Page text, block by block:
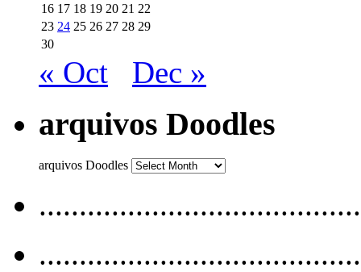
16 17 18 19 20 21 22
23 24 25 26 27 28 29
30
« Oct Dec »
arquivos Doodles
arquivos Doodles